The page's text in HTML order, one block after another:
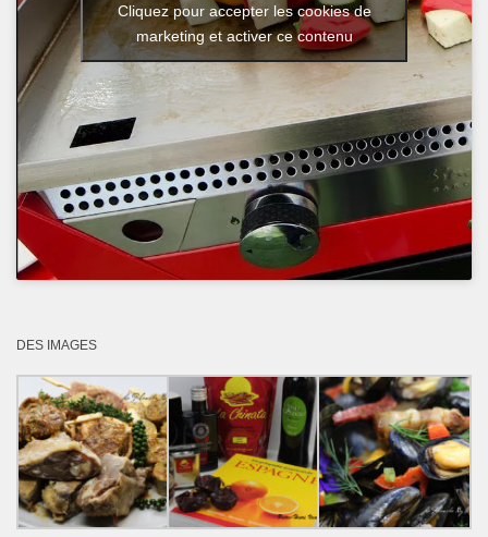
Cliquez pour accepter les cookies de
marketing et activer ce contenu
DES IMAGES